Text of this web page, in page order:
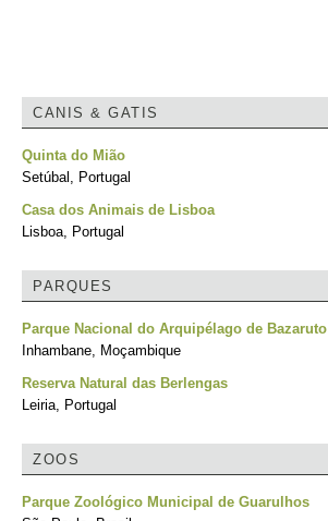
CANIS & GATIS
Quinta do Mião
Setúbal, Portugal
Casa dos Animais de Lisboa
Lisboa, Portugal
PARQUES
Parque Nacional do Arquipélago de Bazaruto
Inhambane, Moçambique
Reserva Natural das Berlengas
Leiria, Portugal
ZOOS
Parque Zoológico Municipal de Guarulhos